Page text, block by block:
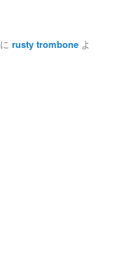
にrusty trombone よ